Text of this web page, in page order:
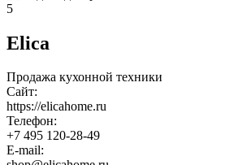
5
Elica
Продажа кухонной техники
Сайт:
https://elicahome.ru
Телефон:
+7 495 120-28-49
E-mail: